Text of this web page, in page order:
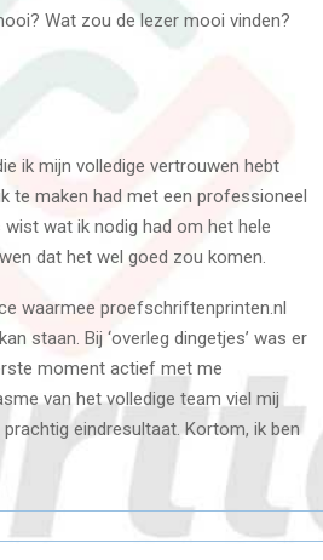
Wat zou de lezer mooi vinden?
ik mijn volledige vertrouwen hebt
te maken had met een professioneel
wat ik nodig had om het hele
dat het wel goed zou komen.
waarmee proefschriftenprinten.nl
staan. Bij ‘overleg dingetjes’ was er
moment actief met me
van het volledige team viel mij
eindresultaat. Kortom, ik ben